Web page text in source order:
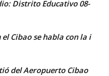
Distrito Educativo 08-
Cibao se habla con la i
del Aeropuerto Cibao